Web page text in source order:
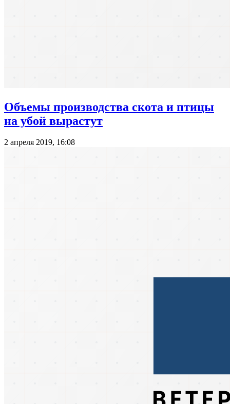
Объемы производства скота и птицы
на убой вырастут
2 апреля 2019, 16:08